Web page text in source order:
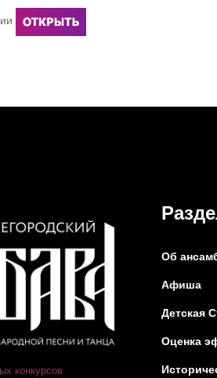
конкурсов
Об
Афиша
Детская
Оценка